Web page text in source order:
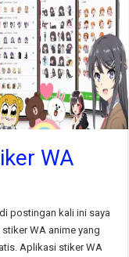
WA
postingan kali ini saya
WA anime yang
Aplikasi stiker WA